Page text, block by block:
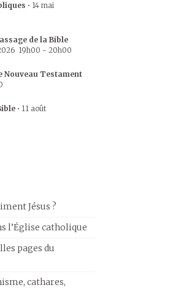
• 14 mai
de la Bible
19h00 - 20h00
Nouveau Testament
• 11 août
Jésus ?
l’Église catholique
pages du
cathares,